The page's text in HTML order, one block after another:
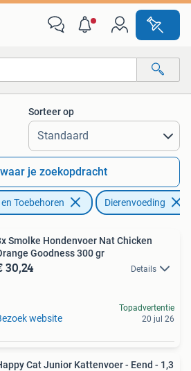
afstanden…
Sorteer op
je zoekopdracht
Toebehoren Dierenvoeding
Smolke Hondenvoer Nat Chicken
Goodness 300 gr
30,24 Details
website
Topadvertentie
20 jul 26
Cat Junior Kattenvoer - Eend - 1,3